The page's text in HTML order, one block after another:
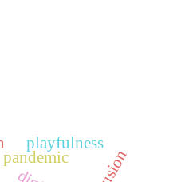
playfulness